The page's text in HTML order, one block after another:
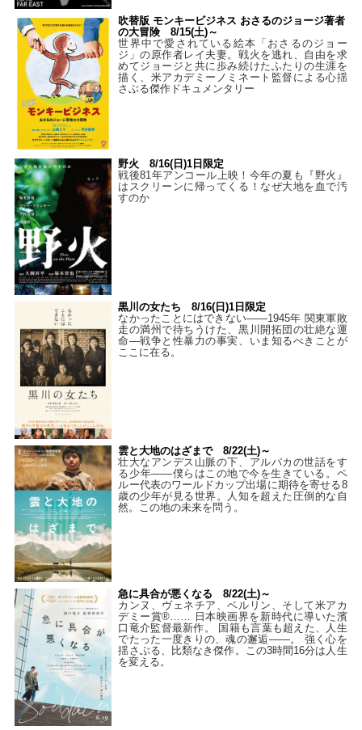
吹替版 モンキービジネス おさるのジョージ著者
の大冒険 8/15(土)～
世界中で愛されている絵本「おさるのジョー
ジ」の原作者レイ夫妻。戦火を逃れ、自由を求
めてジョージと共に歩み続けたふたりの生涯を
描く、米アカデミーノミネート監督による心揺
さぶる傑作ドキュメンタリー
野火 8/16(日)1日限定
戦後81年アンコール上映！今年の夏も『野火』
はスクリーンに帰ってくる！なぜ大地を血で汚
すのか
黒川の女たち 8/16(日)1日限定
なかったことにはできない——1945年 関東軍敗
走の満州で待ちうけた、黒川開拓団の壮絶な運
命―戦争と性暴力の事実、いま知るべきことが
ここに在る。
雲と大地のはざまで 8/22(土)～
壮大なアンデス山脈の下、アルパカの世話をす
る少年――僕らはこの地で今を生きている。ペ
ルー代表のワールドカップ出場に期待を寄せる8
歳の少年が見る世界。人知を超えた圧倒的な自
然。この地の未来を問う。
急に具合が悪くなる 8/22(土)～
カンヌ、ヴェネチア、ベルリン、そして米アカ
デミー賞®…… 日本映画界を新時代に導いた濱
口竜介監督最新作。 国籍も言葉も超えた、人生
でたった一度きりの、魂の邂逅――。 強く心を
揺さぶる、比類なき傑作。この3時間16分は人生
を変える。